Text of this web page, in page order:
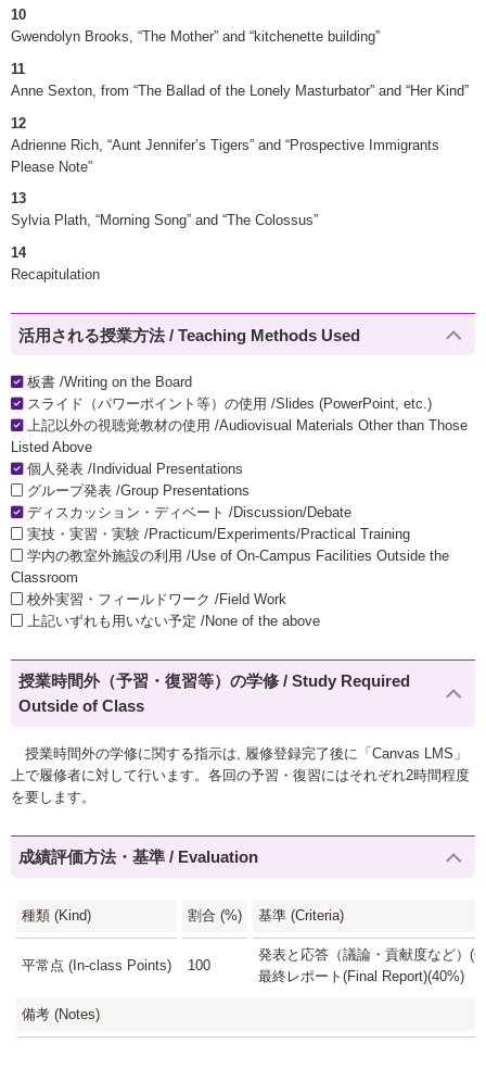
10
Gwendolyn Brooks, “The Mother” and “kitchenette building”
11
Anne Sexton, from “The Ballad of the Lonely Masturbator” and “Her Kind”
12
Adrienne Rich, “Aunt Jennifer’s Tigers” and “Prospective Immigrants
Please Note”
13
Sylvia Plath, “Morning Song” and “The Colossus”
14
Recapitulation
活用される授業方法 / Teaching Methods Used
板書 /Writing on the Board
スライド（パワーポイント等）の使用 /Slides (PowerPoint, etc.)
上記以外の視聴覚教材の使用 /Audiovisual Materials Other than Those
Listed Above
個人発表 /Individual Presentations
グループ発表 /Group Presentations
ディスカッション・ディベート /Discussion/Debate
実技・実習・実験 /Practicum/Experiments/Practical Training
学内の教室外施設の利用 /Use of On-Campus Facilities Outside the
Classroom
校外実習・フィールドワーク /Field Work
上記いずれも用いない予定 /None of the above
授業時間外（予習・復習等）の学修 / Study Required
Outside of Class
授業時間外の学修に関する指示は, 履修登録完了後に「Canvas LMS」
上で履修者に対して行います。各回の予習・復習にはそれぞれ2時間程度
を要します。
成績評価方法・基準 / Evaluation
種類 (Kind) 割合 (%) 基準 (Criteria)
平常点 (In-class Points) 100
発表と応答（議論・貢献度など）
最終レポート(Final Report)(40%)
備考 (Notes)